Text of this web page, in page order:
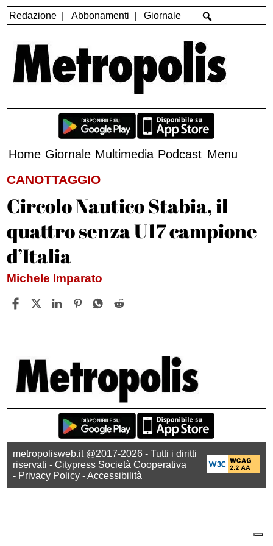
Redazione Abbonamenti Giornale
Home Giornale Multimedia Podcast Menu
CANOTTAGGIO
Circolo Nautico Stabia, il
quattro senza U17 campione
d’Italia
Michele Imparato
metropolisweb.it @2017-2026 - Tutti i diritti
riservati - Citypress Società Cooperativa
- Privacy Policy -Accessibilità